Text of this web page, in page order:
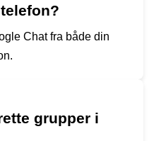
Chat fra både din
grupper i